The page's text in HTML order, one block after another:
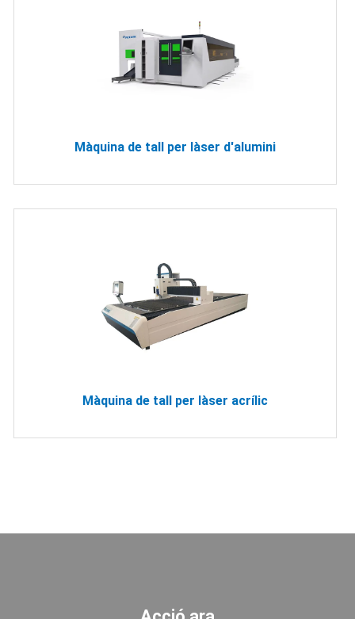
Màquina de tall per làser d'alumini
Màquina de tall per làser acrílic